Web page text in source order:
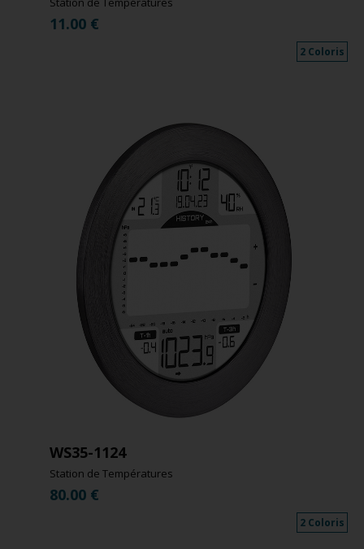
11.00 €
2 Coloris
WS35-1124
Station de Températures
80.00 €
2 Coloris